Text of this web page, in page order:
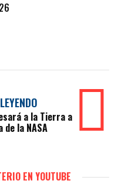
a la Tierra a
la NASA
EN YOUTUBE